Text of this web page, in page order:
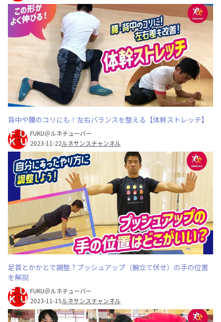
背中や腰のコリにも！左右バランスを整える【体幹ストレッチ】
FUKU＠ルネチューバー
2023-11-22ルネサンスチャンネル
足首とかかとで調整？プッシュアップ（腕立て伏せ）の手の位置
を解説
FUKU＠ルネチューバー
2023-11-15ルネサンスチャンネル